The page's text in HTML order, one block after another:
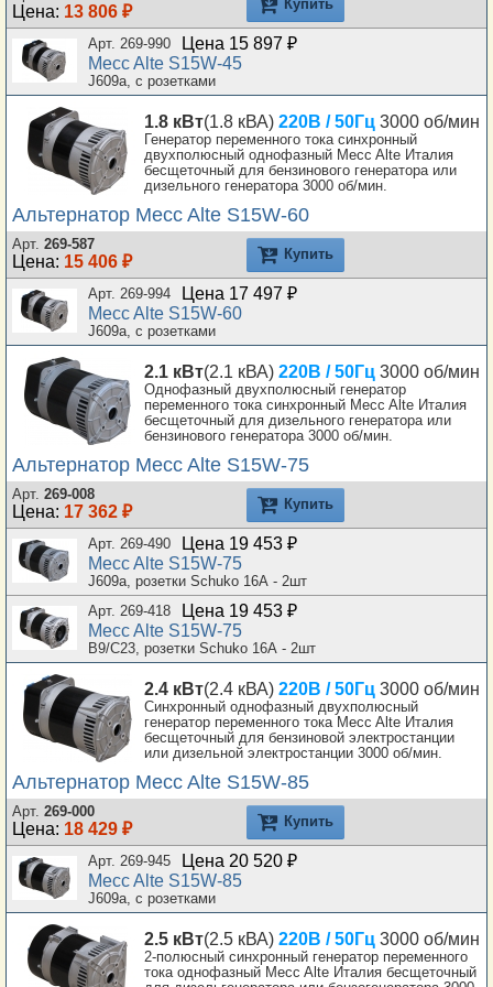
Цена: 13 806 ₽
Арт. 269-990
Цена 15 897 ₽
Mecc Alte S15W-45
J609a, с розетками
1.8 кВт(1.8 кВА) 220В / 50Гц 3000 об/мин
Генератор переменного тока синхронный
двухполюсный однофазный Mecc Alte Италия
бесщеточный для бензинового генератора или
дизельного генератора 3000 об/мин.
Альтернатор Mecc Alte S15W-60
Арт. 269-587
Цена: 15 406 ₽ Купить
Арт. 269-994
Цена 17 497 ₽
Mecc Alte S15W-60
J609a, с розетками
2.1 кВт(2.1 кВА) 220В / 50Гц 3000 об/мин
Однофазный двухполюсный генератор
переменного тока синхронный Mecc Alte Италия
бесщеточный для дизельного генератора или
бензинового генератора 3000 об/мин.
Альтернатор Mecc Alte S15W-75
Арт. 269-008
Цена: 17 362 ₽ Купить
Арт. 269-490
Цена 19 453 ₽
Mecc Alte S15W-75
J609a, розетки Schuko 16А - 2шт
Арт. 269-418
Цена 19 453 ₽
Mecc Alte S15W-75
B9/C23, розетки Schuko 16А - 2шт
2.4 кВт(2.4 кВА) 220В / 50Гц 3000 об/мин
Синхронный однофазный двухполюсный
генератор переменного тока Mecc Alte Италия
бесщеточный для бензиновой электростанции
или дизельной электростанции 3000 об/мин.
Альтернатор Mecc Alte S15W-85
Арт. 269-000
Цена: 18 429 ₽ Купить
Арт. 269-945
Цена 20 520 ₽
Mecc Alte S15W-85
J609a, с розетками
2.5 кВт(2.5 кВА) 220В / 50Гц 3000 об/мин
2-полюсный синхронный генератор переменного
тока однофазный Mecc Alte Италия бесщеточный